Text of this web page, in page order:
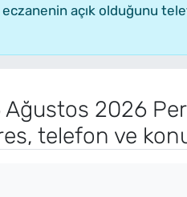
açık olduğunu
2026
telefon ve